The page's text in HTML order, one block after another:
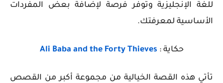
للغة الإنجليزية وتوفر فرصة لإضافة بعض المفردات
الأساسية لمعرفتك.
حكاية : Ali Baba and the Forty Thieves
تأتي هذه القصة الخيالية من مجموعة أكبر من القصص